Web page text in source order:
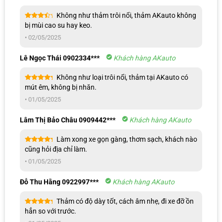
2.900.000
Từng phần
(Cốp/Lưng/Hông)
Full cốp 1.600.000 1.800.000
Bảng giá thảm lót sàn 6D cho xe 7 chỗ
Đối với xe 7 chỗ, thảm sàn 6D được thiết kế kích thước lớn hơn và
yêu cầu gia công kỹ lưỡng hơn. Vì vậy, mức giá cũng có phần nhỉnh
Phân loại
Thảm cao
cấp
Thảm Premium (Mã
Thảm rối full sàn (Mã RC)
Thảm rối full sàn (Mã RS) 1.700.000
Thảm rối full sàn (Mã RA) 2.000.000
Thảm da – Không rối
Được
xếp
hạng4
5 sao
Không như thảm trôi nổi, thảm AKauto không
bị mùi cao su hay keo.
• 02/05/2025
Lê Ngọc Thái 0902334*** Khách hàng AKauto
Được xếp
hạng 55
sao
Không như loại trôi nổi, thảm tại AKauto có
mút êm, không bị nhăn.
• 01/05/2025
Lâm Thị Bảo Châu 0909442*** Khách hàng AKauto
Được xếp
hạng5 5
sao
Làm xong xe gọn gàng, thơm sạch, khách nào
cũng hỏi địa chỉ làm.
• 01/05/2025
Đỗ Thu Hằng 0922997*** Khách hàng AKauto
Được xếp
hạng55
sao
Thảm có độ dày tốt, cách âm nhẹ, đi xe đỡ ồn
hẳn so với trước.